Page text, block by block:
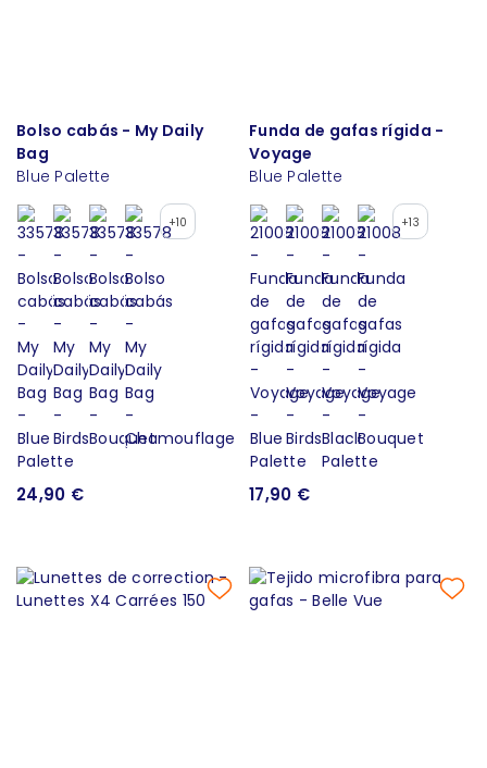
Bolso cabás - My Daily
Bag
Blue Palette
+10
24,90 €
Funda de gafas rígida -
Voyage
Blue Palette
+13
17,90 €